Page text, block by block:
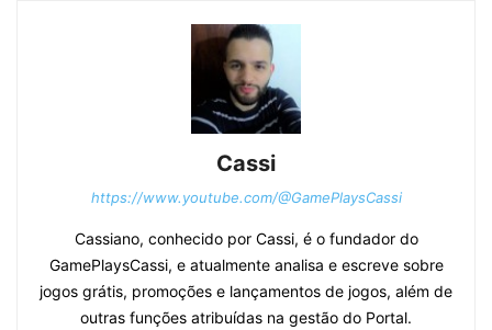
Cassi
https://www.youtube.com/@GamePlaysCassi
Cassiano, conhecido por Cassi, é o fundador do
GamePlaysCassi, e atualmente analisa e escreve sobre
jogos grátis, promoções e lançamentos de jogos, além de
outras funções atribuídas na gestão do Portal.